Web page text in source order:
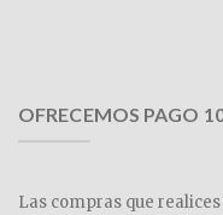
OFRECEMOS PAGO
Las compras que